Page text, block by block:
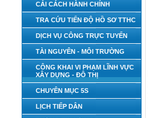
CẢI CÁCH HÀNH CHÍNH
TRA CỨU TIẾN ĐỘ HỒ SƠ TTHC
DỊCH VỤ CÔNG TRỰC TUYẾN
TÀI NGUYÊN - MÔI TRƯỜNG
CÔNG KHAI VI PHẠM LĨNH VỰC
XÂY DỰNG - ĐÔ THỊ
CHUYÊN MỤC 5S
LỊCH TIẾP DÂN